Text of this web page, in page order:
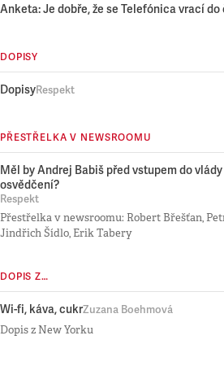
Anketa: Je dobře, že se Telefónica vrací
DOPISY
DopisyRespekt
PŘESTŘELKA V NEWSROOMU
Měl by Andrej Babiš před vstupem do
osvědčení?
Respekt
Přestřelka v newsroomu: Robert Břešťan,
Jindřich Šídlo, Erik Tabery
DOPIS Z…
Wi-fi, káva, cukrZuzana Boehmová
Dopis z New Yorku